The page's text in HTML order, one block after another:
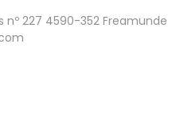
nº 227 4590-352 Freamunde